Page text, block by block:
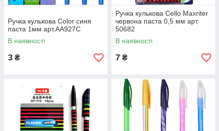
Ручка кулькова Color синя
паста 1мм арт.AA927С
В наявності
3 ₴
Ручка кулькова Cello Maxriter
червона паста 0,5 мм арт.
50682
В наявності
7 ₴